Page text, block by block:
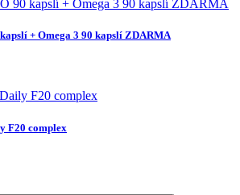
+ Omega 3 90 kapslí ZDARMA
F20 complex